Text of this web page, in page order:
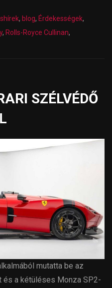
, blog, Érdekességek,
, Rolls-Royce Cullinan,
SZÉLVÉDŐ
mutatta be az
a kétüléses Monza SP2-